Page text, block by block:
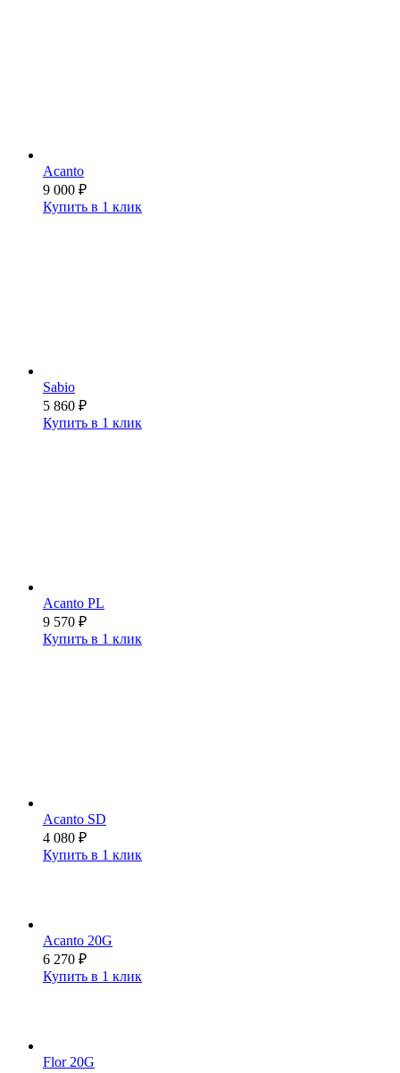
Acanto
9 000 ₽
Купить в 1 клик
Sabio
5 860 ₽
Купить в 1 клик
Acanto PL
9 570 ₽
Купить в 1 клик
Acanto SD
4 080 ₽
Купить в 1 клик
Acanto 20G
6 270 ₽
Купить в 1 клик
Flor 20G